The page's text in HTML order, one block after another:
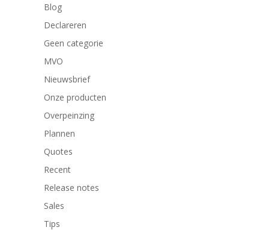
Blog
Declareren
Geen categorie
MVO
Nieuwsbrief
Onze producten
Overpeinzing
Plannen
Quotes
Recent
Release notes
Sales
Tips